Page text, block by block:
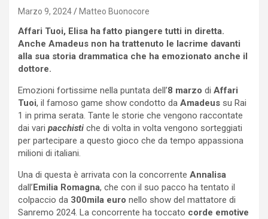
Marzo 9, 2024 Matteo Buonocore
Affari Tuoi, Elisa ha fatto piangere tutti in diretta.
Anche Amadeus non ha trattenuto le lacrime davanti
alla sua storia drammatica che ha emozionato anche il
dottore.
Emozioni fortissime nella puntata dell’8 marzo di Affari
Tuoi, il famoso game show condotto da Amadeus su Rai
1 in prima serata. Tante le storie che vengono raccontate
dai vari pacchisti che di volta in volta vengono sorteggiati
per partecipare a questo gioco che da tempo appassiona
milioni di italiani.
Una di questa è arrivata con la concorrente Annalisa
dall’ Emilia Romagna, che con il suo pacco ha tentato il
colpaccio da 300mila euro nello show del mattatore di
Sanremo 2024. La concorrente ha toccato corde emotive